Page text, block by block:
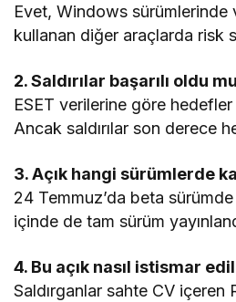
Evet, Windows sürümlerinde
kullanan diğer araçlarda risk
2. Saldırılar başarılı oldu
ESET verilerine göre
Ancak saldırılar son derece
3. Açık hangi sürümlerde
24 Temmuz’da beta
içinde de tam sürüm
4. Bu açık nasıl istismar
Saldırganlar sahte CV içeren